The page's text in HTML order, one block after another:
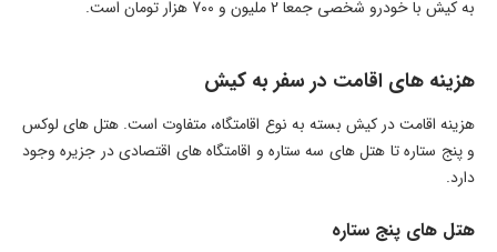
به کیش با خودرو شخصی جمعا 2 ملیون و 700 هزار تومان است.
هزینه های اقامت در سفر به کیش
هزینه اقامت در کیش بسته به نوع اقامتگاه، متفاوت است. هتل های لوکس
و پنج ستاره تا هتل های سه ستاره و اقامتگاه های اقتصادی در جزیره وجود
دارد.
هتل های پنج ستاره